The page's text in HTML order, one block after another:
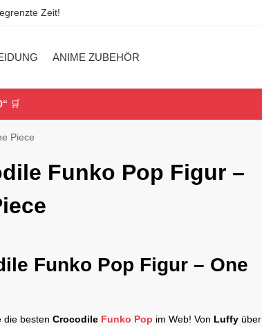
Zeit!
ANIME ZUBEHÖR
🛒
Piece
Funko Pop Figur –
Funko Pop Figur – One
die besten Crocodile Funko Pop im Web! Von Luffyüber